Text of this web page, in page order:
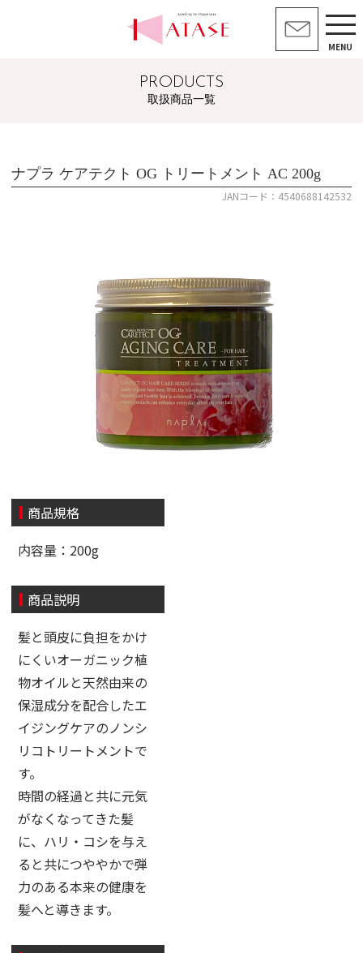
MENU
PRODUCTS
取扱商品一覧
ナプラ ケアテクト OG トリートメント AC 200g
JANコード：4540688142532
商品規格
内容量：200g
商品説明
髪と頭皮に負担をかけ
にくいオーガニック植
物オイルと天然由来の
保湿成分を配合したエ
イジングケアのノンシ
リコトリートメントで
す。
時間の経過と共に元気
がなくなってきた髪
に、ハリ・コシを与え
ると共につややかで弾
力のある本来の健康を
髪へと導きます。